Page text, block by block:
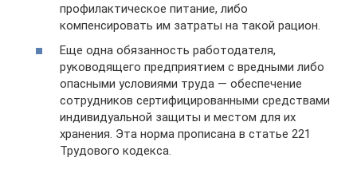
профилактическое питание, либо
компенсировать им затраты на такой рацион.
Еще одна обязанность работодателя,
руководящего предприятием с вредными либо
опасными условиями труда — обеспечение
сотрудников сертифицированными средствами
индивидуальной защиты и местом для их
хранения. Эта норма прописана в статье 221
Трудового кодекса.